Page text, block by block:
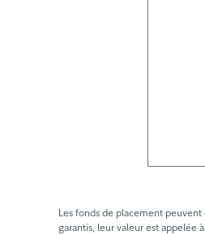
Les fonds de placement peuvent
garantis, leur valeur est appelée